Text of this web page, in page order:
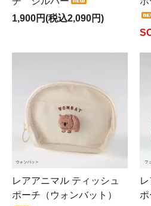
1,900円(税込2,090円)
レアアニマル ティッシュ
ポーチ（ウォンバット）
ポ